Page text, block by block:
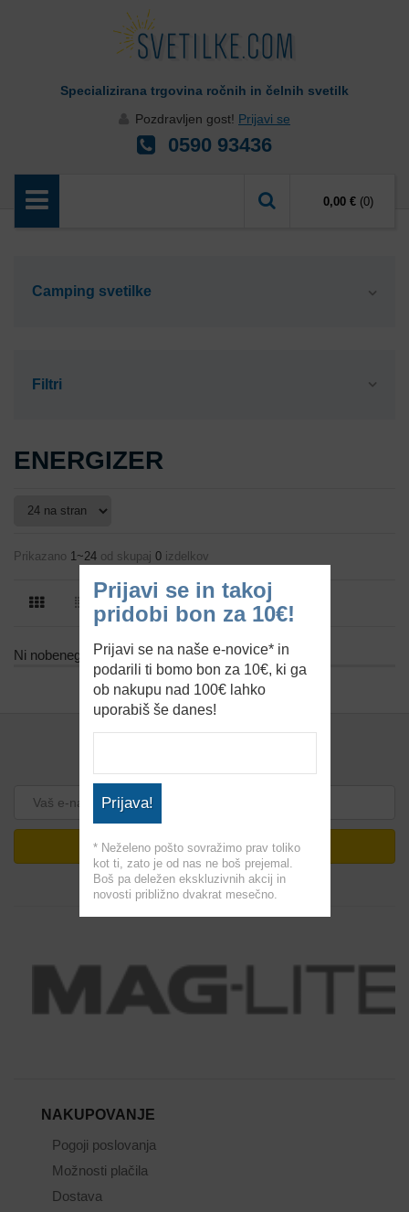
Specializirana trgovina ročnih in čelnih svetilk
Pozdravljen gost! Prijavi se
0590 93436
0,00 €(0)
Camping svetilke
Filtri
ENERGIZER
Prikazano 1~24 od skupaj 0 izdelkov
Ni nobenega izdelka.
PRIJAVA
NAKUPOVANJE
Pogoji poslovanja
Možnosti plačila
Dostava
Prijavi se in takoj
pridobi bon za 10€!
Prijavi se na naše e-novice* in
podarili ti bomo bon za 10€, ki ga
ob nakupu nad 100€ lahko
uporabiš še danes!
Prijava!
* Neželeno pošto sovražimo prav toliko
kot ti, zato je od nas ne boš prejemal.
Boš pa deležen ekskluzivnih akcij in
novosti približno dvakrat mesečno.